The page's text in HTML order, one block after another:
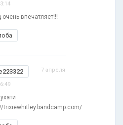
очень впечатляет!!!
7 апреля
trixiewhitley.bandcamp.com/